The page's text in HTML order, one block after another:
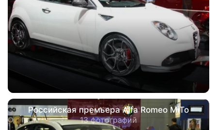
Российская премьера Alfa Romeo MiTo
13 фотографий